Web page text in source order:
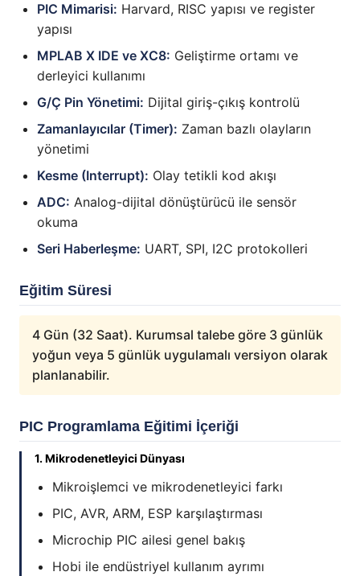
PIC Mimarisi: Harvard, RISC yapısı ve register
yapısı
MPLAB X IDE ve XC8: Geliştirme ortamı ve
derleyici kullanımı
G/Ç Pin Yönetimi: Dijital giriş-çıkış kontrolü
Zamanlayıcılar (Timer): Zaman bazlı olayların
yönetimi
Kesme (Interrupt): Olay tetikli kod akışı
ADC: Analog-dijital dönüştürücü ile sensör
okuma
Seri Haberleşme: UART, SPI, I2C protokolleri
Eğitim Süresi
4 Gün (32 Saat). Kurumsal talebe göre 3 günlük
yoğun veya 5 günlük uygulamalı versiyon olarak
planlanabilir.
PIC Programlama Eğitimi İçeriği
1. Mikrodenetleyici Dünyası
Mikroişlemci ve mikrodenetleyici farkı
PIC, AVR, ARM, ESP karşılaştırması
Microchip PIC ailesi genel bakış
Hobi ile endüstriyel kullanım ayrımı